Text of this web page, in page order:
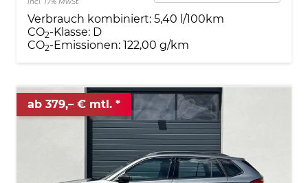
Verbrauch kombiniert: 5,40 l/100km
CO2-Klasse: D
CO2-Emissionen: 122,00 g/km
ab 379,– € mtl.